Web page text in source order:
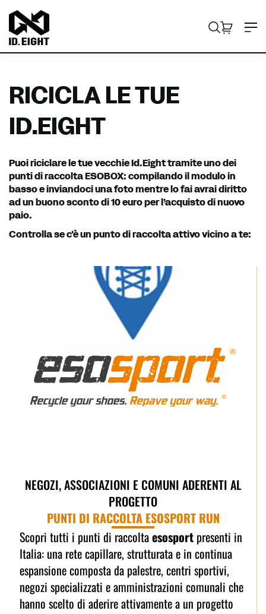
l
I
D
.
I
G
H
T
RICERCA
RICICLA LE TUE
ID.EIGHT
Puoi riciclare le tue vecchie Id.Eight tramite uno dei
punti di raccolta ESOBOX: compilando il modulo in
basso e inviandoci una foto mentre lo fai avrai diritto
ad un buono sconto di 10 euro per l’acquisto di nuovo
paio.
Controlla se c'è un punto di raccolta attivo vicino a te: